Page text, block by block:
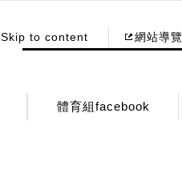
Skip to content 網站導覽
體育組facebook